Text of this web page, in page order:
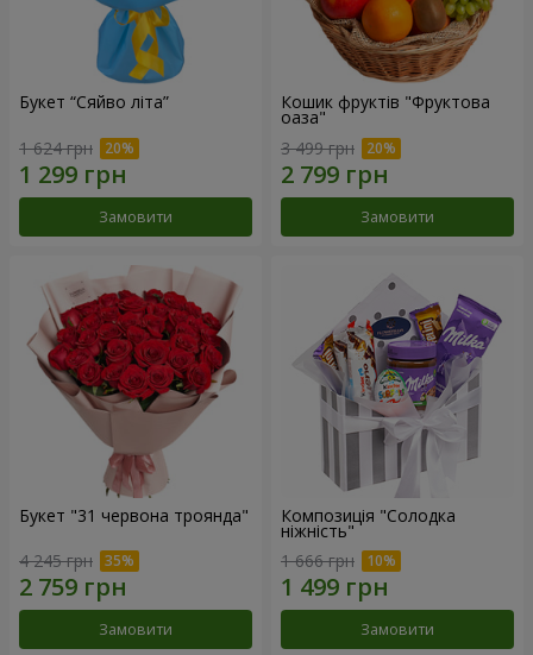
Букет “Сяйво літа”
1 624 грн
Замовити
Кошик фруктів "Фруктова
оаза"
3 499 грн
Замовити
Букет "31 червона троянда"
4 245 грн
Замовити
Композиція "Солодка
ніжність"
1 666 грн
Замовити